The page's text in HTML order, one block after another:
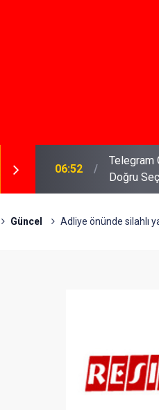
Daha
04:43 İş
Güncel Adliye önünde silahlı